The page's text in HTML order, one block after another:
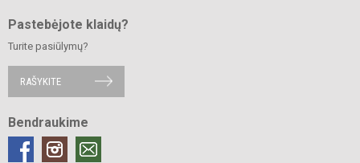
Pastebėjote klaidų?
Turite pasiūlymų?
RAŠYKITE
Bendraukime